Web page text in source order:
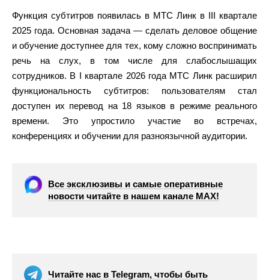
Функция субтитров появилась в МТС Линк в III квартале
2025 года. Основная задача — сделать деловое общение
и обучение доступнее для тех, кому сложно воспринимать
речь на слух, в том числе для слабослышащих
сотрудников. В I квартале 2026 года МТС Линк расширил
функциональность субтитров: пользователям стал
доступен их перевод на 18 языков в режиме реального
времени. Это упростило участие во встречах,
конференциях и обучении для разноязычной аудитории.
Все эксклюзивы и самые оперативные
новости читайте в нашем канале МАХ!
Читайте нас в Telegram, чтобы быть